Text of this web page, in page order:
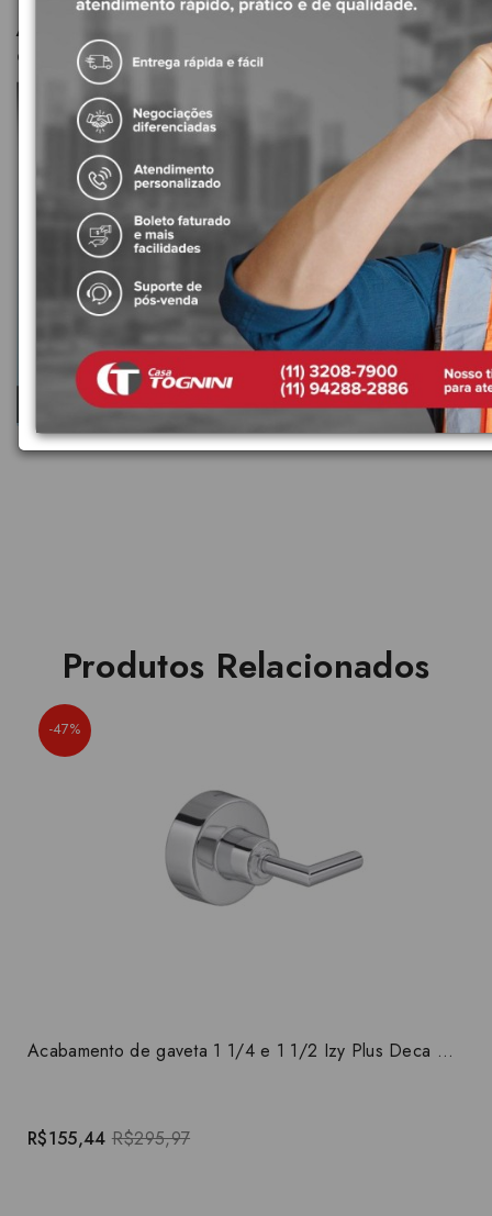
ASSISTA AO VÍDEO ABAIXO E CONHEÇA TUDO SOBRE AS
CISTERNAS ACQUALIMP!
Produtos Relacionados
-47%
Acabamento de gaveta 1 1/4 e 1 1/2 Izy Plus Deca 4900.C24.GD
R$155,44 R$295,97